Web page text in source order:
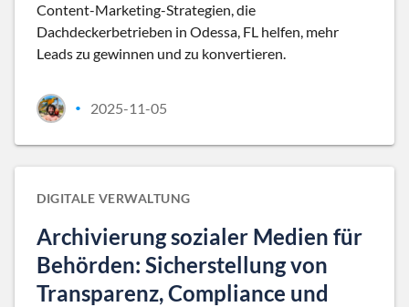
Content-Marketing-Strategien, die
Dachdeckerbetrieben in Odessa, FL helfen, mehr
Leads zu gewinnen und zu konvertieren.
• 2025-11-05
DIGITALE VERWALTUNG
Archivierung sozialer Medien für
Behörden: Sicherstellung von
Transparenz, Compliance und